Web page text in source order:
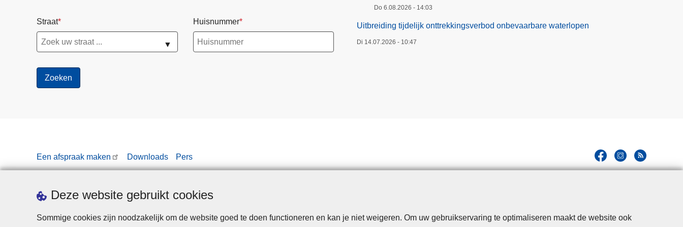
Deze website gebruikt cookies
Sommige cookies zijn noodzakelijk om de website goed te doen functioneren en kan je niet weigeren. Om uw gebruikservaring te optimaliseren maakt de website ook
Straat
▼
Huisnummer
Do 6.08.2026 - 14:03
Uitbreiding tijdelijk onttrekkingsverbod onbevaarbare waterlopen
Di 14.07.2026 - 10:47
Een afspraak maken Downloads Pers
Disclaimer Privacy Cookies Toegankelijkheid